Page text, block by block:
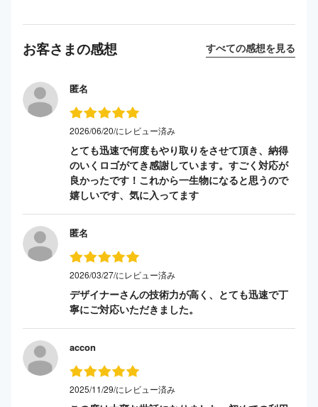
お客さまの感想 すべての感想を見る
匿名
2026/06/20/にレビュー済み
とても迅速で何度もやり取りをさせて頂き、納得
のいくロゴがてき感謝しています。すごく対応が
良かったです！これから一生物になると思うので
嬉しいです、気に入ってます
匿名
2026/03/27/にレビュー済み
デザイナーさんの技術力が高く、とても迅速で丁
寧にご対応いただきました。
accon
2025/11/29/にレビュー済み